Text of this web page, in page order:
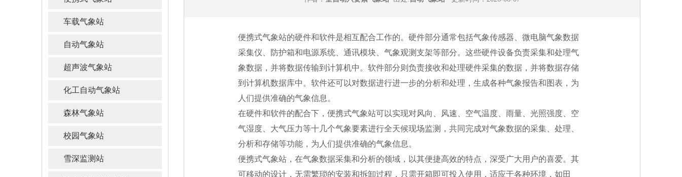
车载气象站
自动气象站
超声波气象站
化工自动气象站
森林气象站
校园气象站
雪深监测站
便携式气象站的硬件和软件是相互配合工作的。硬件部分通常包括气象传感器、微电脑气象数据
采集仪、防护箱和电源系统、通讯模块、气象观测支架等部分。这些硬件设备负责采集和处理气
象数据，并将数据传输到计算机中。软件部分则负责接收和处理硬件采集的数据，并将数据存储
到计算机数据库中。软件还可以对数据进行进一步的分析和处理，生成各种气象报告和图表，为
人们提供准确的气象信息。
在硬件和软件的配合下，便携式气象站可以实现对风向、风速、空气温度、雨量、光照强度、空
气湿度、大气压力等十几个气象要素进行全天候现场监测，共同完成对气象数据的采集、处理、
分析和存储等功能，为人们提供准确的气象信息。
便携式气象站，在气象数据采集和分析的领域，以其便捷高效的特点，深受广大用户的喜爱。其
可移动的设计，无需繁琐的安装和拆卸过程，只需开箱即可投入使用，适应于各种环境，如田